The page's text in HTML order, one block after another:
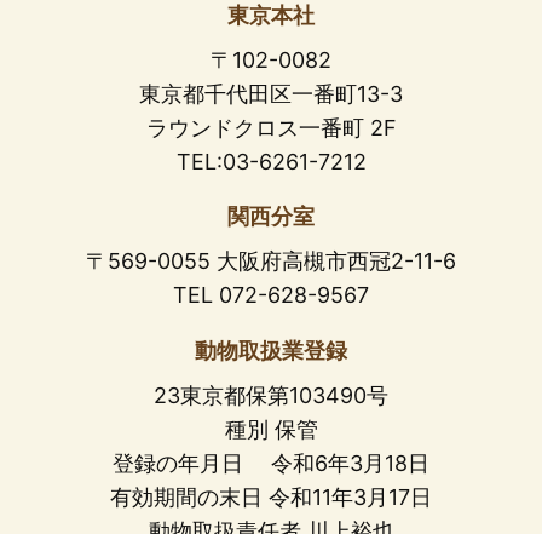
東京本社
〒102-0082
東京都千代田区一番町13-3
ラウンドクロス一番町 2F
TEL:03-6261-7212
関西分室
〒569-0055 大阪府高槻市西冠2-11-6
TEL 072-628-9567
動物取扱業登録
23東京都保第103490号
種別 保管
登録の年月日 令和6年3月18日
有効期間の末日 令和11年3月17日